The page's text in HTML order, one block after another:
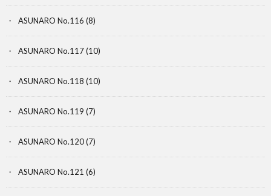
ASUNARO No.116 (8)
ASUNARO No.117(10)
ASUNARO No.118 (10)
ASUNARO No.119 (7)
ASUNARO No.120(7)
ASUNARO No.121 (6)